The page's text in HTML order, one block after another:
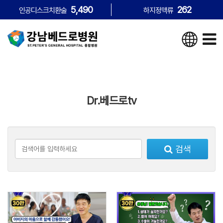
인공디스크치환술 5,490 하지정맥류 262
Dr.베드로tv
검색